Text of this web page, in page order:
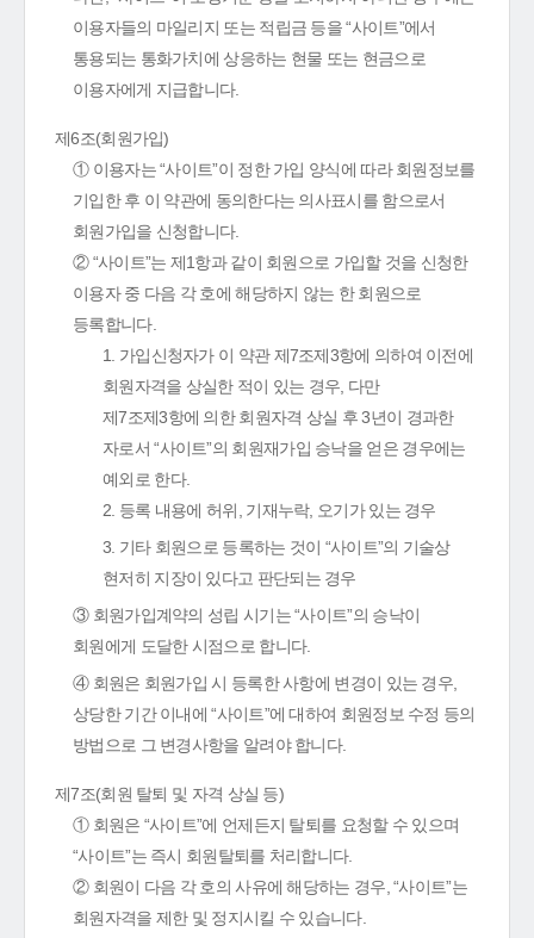
이용자들의 마일리지 또는 적립금 등을 “사이트”에서
통용되는 통화가치에 상응하는 현물 또는 현금으로
이용자에게 지급합니다.
제6조(회원가입)
① 이용자는 “사이트”이 정한 가입 양식에 따라 회원정보를
기입한 후 이 약관에 동의한다는 의사표시를 함으로서
회원가입을 신청합니다.
② “사이트”는 제1항과 같이 회원으로 가입할 것을 신청한
이용자 중 다음 각 호에 해당하지 않는 한 회원으로
등록합니다.
1. 가입신청자가 이 약관 제7조제3항에 의하여 이전에
회원자격을 상실한 적이 있는 경우, 다만
제7조제3항에 의한 회원자격 상실 후 3년이 경과한
자로서 “사이트”의 회원재가입 승낙을 얻은 경우에는
예외로 한다.
2. 등록 내용에 허위, 기재누락, 오기가 있는 경우
3. 기타 회원으로 등록하는 것이 “사이트”의 기술상
현저히 지장이 있다고 판단되는 경우
③ 회원가입계약의 성립 시기는 “사이트”의 승낙이
회원에게 도달한 시점으로 합니다.
④ 회원은 회원가입 시 등록한 사항에 변경이 있는 경우,
상당한 기간 이내에 “사이트”에 대하여 회원정보 수정 등의
방법으로 그 변경사항을 알려야 합니다.
제7조(회원 탈퇴 및 자격 상실 등)
① 회원은 “사이트”에 언제든지 탈퇴를 요청할 수 있으며
“사이트”는 즉시 회원탈퇴를 처리합니다.
② 회원이 다음 각 호의 사유에 해당하는 경우, “사이트”는
회원자격을 제한 및 정지시킬 수 있습니다.